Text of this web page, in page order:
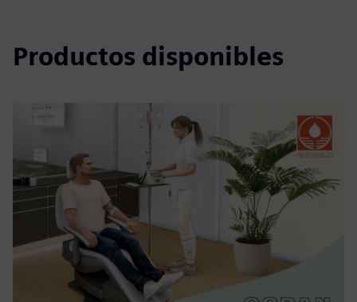
Productos disponibles